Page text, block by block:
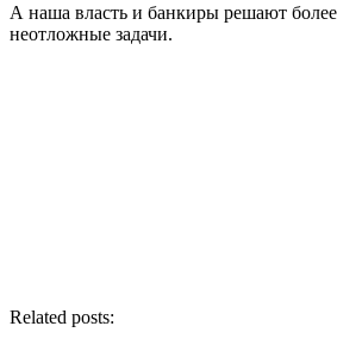
А наша власть и банкиры решают
неотложные задачи.
Related posts: